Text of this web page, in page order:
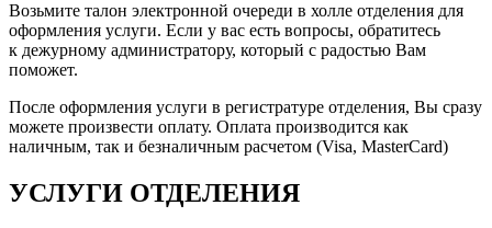
Возьмите талон электронной очереди в холле отделения для
оформления услуги. Если у вас есть вопросы, обратитесь
к дежурному администратору, который с радостью Вам
поможет.
После оформления услуги в регистратуре отделения, Вы сразу
можете произвести оплату. Оплата производится как
наличным, так и безналичным расчетом (Visa, MasterCard)
УСЛУГИ ОТДЕЛЕНИЯ